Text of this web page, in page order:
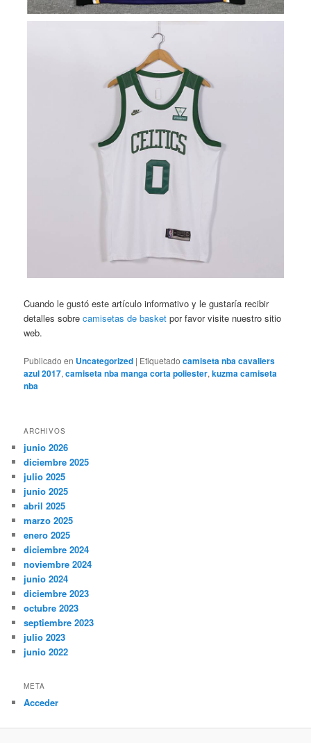
Cuando le gustó este artículo informativo y le gustaría recibir
detalles sobrecamisetas de basket por favor visite nuestro sitio
web.
Publicado en Uncategorized | Etiquetado camiseta nba cavaliers
azul 2017,camiseta nba manga corta poliester,kuzma camiseta
nba
ARCHIVOS
junio 2026
diciembre 2025
julio 2025
junio 2025
abril 2025
marzo 2025
enero 2025
diciembre 2024
noviembre 2024
junio 2024
diciembre 2023
octubre 2023
septiembre 2023
julio 2023
junio 2022
META
Acceder